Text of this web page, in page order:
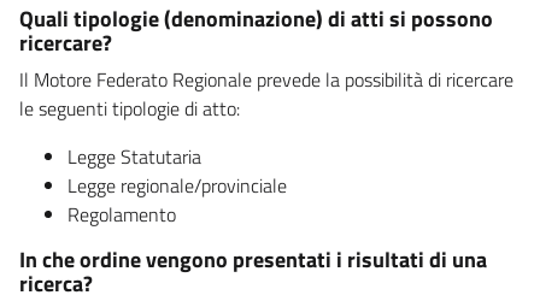
Quali tipologie (denominazione) di atti si possono
ricercare?
Il Motore Federato Regionale prevede la possibilità di ricercare
le seguenti tipologie di atto:
Legge Statutaria
Legge regionale/provinciale
Regolamento
In che ordine vengono presentati i risultati di una
ricerca?